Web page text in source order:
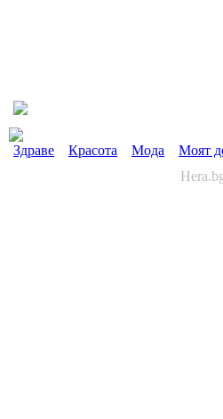
Здраве Красота Мода Моят